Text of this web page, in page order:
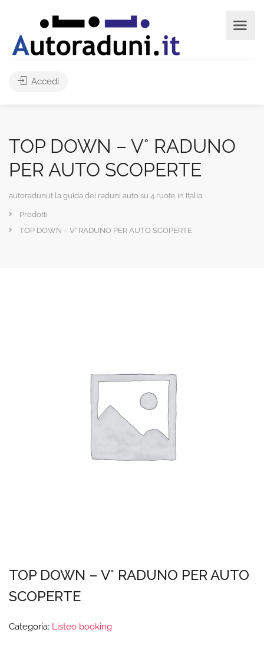
Accedi
TOP DOWN – V° RADUNO
PER AUTO SCOPERTE
autoraduni.it la guida dei raduni auto su 4 ruote in Italia
Prodotti
TOP DOWN – V° RADUNO PER AUTO SCOPERTE
TOP DOWN – V° RADUNO PER AUTO
SCOPERTE
Categoria: Listeo booking